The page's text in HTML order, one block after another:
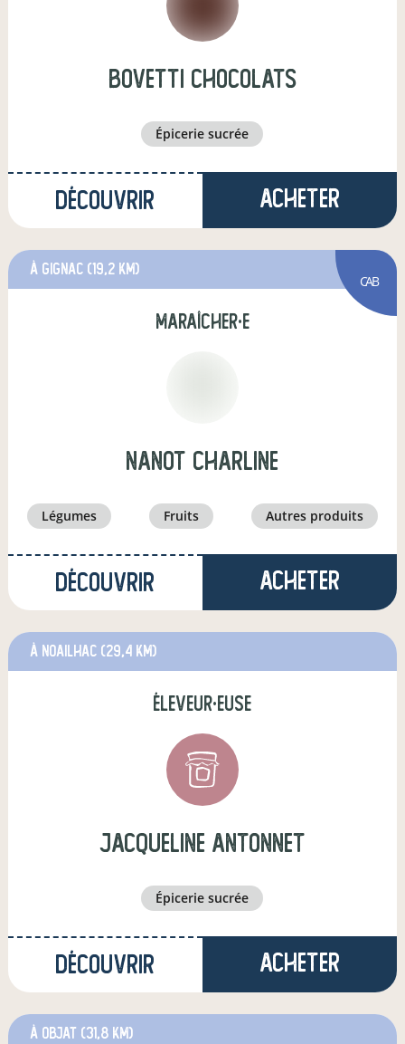
bovetti chocolats
épicerie sucrée
Découvrir Acheter
à Gignac (19,2 km)
CAB
maraîcher·e
Nanot charline
légumes fruits autres produits
Découvrir Acheter
à Noailhac (29,4 km)
éleveur·euse
jacqueline antonnet
épicerie sucrée
Découvrir Acheter
à Objat (31,8 km)